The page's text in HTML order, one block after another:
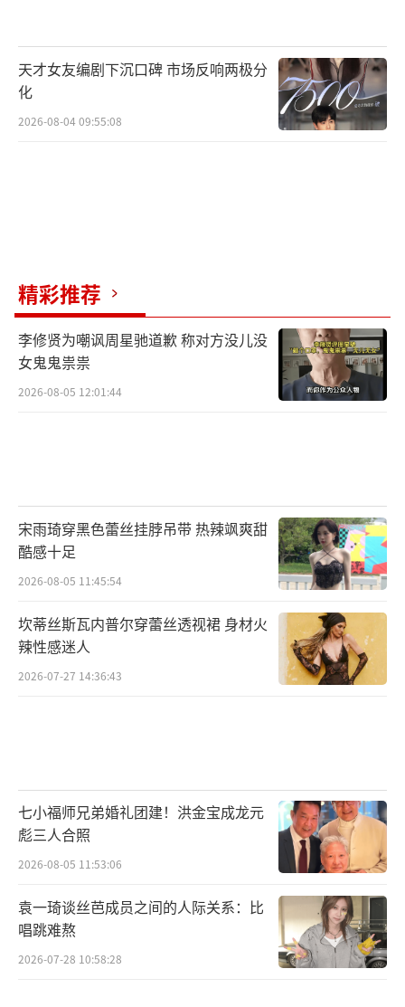
该剧不仅聚焦于战场上的厮杀，更深入
刻画了特定历史环境下的人性抉择、官场斗争
与军民关系。通过关山戟这一穿越者的视角，
展现不同时代背景下不变的军人魂魄与家国情
刘月涛饰演的关山戟，是一位灵魂穿越的
抗日英雄。前世作为民国独立团团长壮烈牺牲
后，其魂魄意外附身于明代蒲城卫所同名逃
兵。他凭借现代军人的战术智慧与铁血意志，
在倭寇压境、内忧外患的危局中挺身而出，从
天才女友编剧下沉口碑 市场反响两极分
化
2026-08-04 09:55:08
精彩推荐
李修贤为嘲讽周星驰道歉 称对方没儿没
女鬼鬼祟祟
2026-08-05 12:01:44
宋雨琦穿黑色蕾丝挂脖吊带 热辣飒爽甜
酷感十足
2026-08-05 11:45:54
坎蒂丝斯瓦内普尔穿蕾丝透视裙 身材火
辣性感迷人
2026-07-27 14:36:43
七小福师兄弟婚礼团建！洪金宝成龙元
彪三人合照
2026-08-05 11:53:06
袁一琦谈丝芭成员之间的人际关系：比
唱跳难熬
2026-07-28 10:58:28